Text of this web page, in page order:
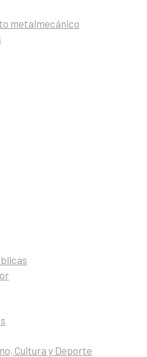
metalmecánico
Cultura y Deporte